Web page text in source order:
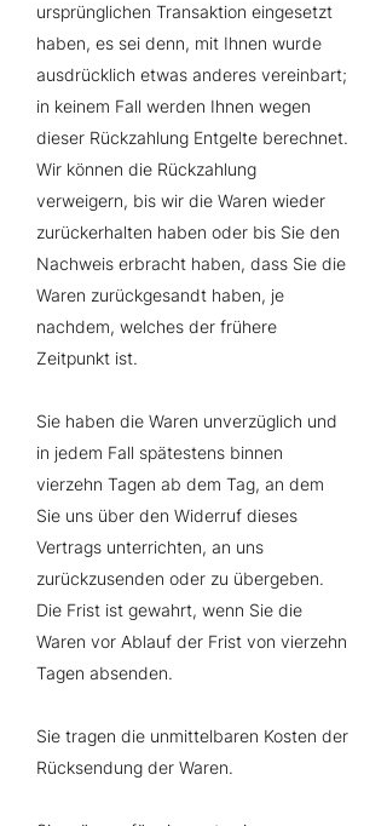
ursprünglichen Transaktion eingesetzt
haben, es sei denn, mit Ihnen wurde
ausdrücklich etwas anderes vereinbart;
in keinem Fall werden Ihnen wegen
dieser Rückzahlung Entgelte berechnet.
Wir können die Rückzahlung
verweigern, bis wir die Waren wieder
zurückerhalten haben oder bis Sie den
Nachweis erbracht haben, dass Sie die
Waren zurückgesandt haben, je
nachdem, welches der frühere
Zeitpunkt ist.
Sie haben die Waren unverzüglich und
in jedem Fall spätestens binnen
vierzehn Tagen ab dem Tag, an dem
Sie uns über den Widerruf dieses
Vertrags unterrichten, an uns
zurückzusenden oder zu übergeben.
Die Frist ist gewahrt, wenn Sie die
Waren vor Ablauf der Frist von vierzehn
Tagen absenden.
Sie tragen die unmittelbaren Kosten der
Rücksendung der Waren.